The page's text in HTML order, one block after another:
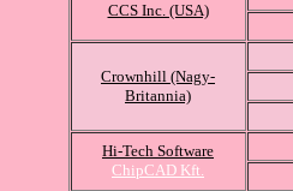
CCS Inc. (USA)
Crownhill (Nagy-
Britannia)
Hi-Tech Software
ChipCAD Kft.